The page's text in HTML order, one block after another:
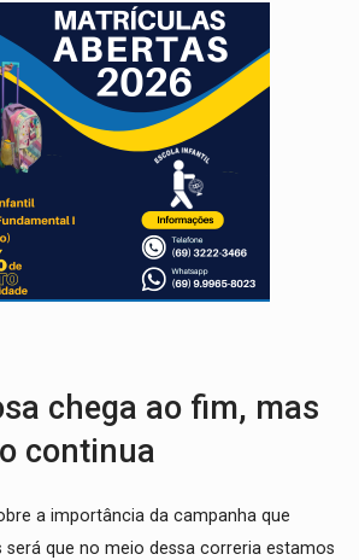
Amazônia Negra ganha projeção nacional com participação de
Porto Velho tem chances de chuvas isoladas nesta
UNIDOS: Assembleia Geral delibera greve da educação
SELETIVO: Rondoniaovivo abre oficina de Comunicação com
LILÁS: MPRO lança de portal e promove reflexão sobre trajetória da
Refis 2026 segue até o fim do ano para
chega ao fim, mas
continua
a importância da campanha que
será que no meio dessa correria estamos